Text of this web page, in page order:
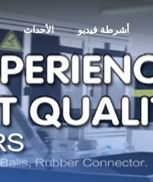
الأحداث أشرطة فيديو